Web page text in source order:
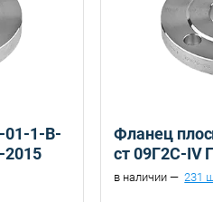
01-1-B-
2015
Фланец
ст 09Г2С-IV
в наличии — 231